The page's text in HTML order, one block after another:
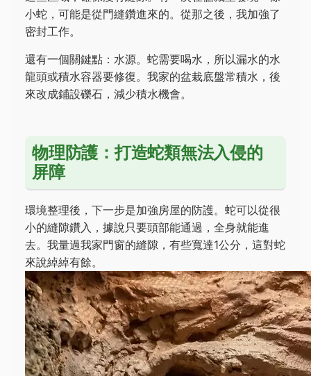
小蛇，可能是從門縫鑽進來的。從那之後，我加強了
密封工作。
還有一個關鍵點：水源。蛇需要喝水，所以漏水的水
龍頭或積水容器要修復。我家的盆栽底盤常積水，後
來改成鋪設礫石，減少積水機會。
物理防護：打造蛇類無法入侵的
屏障
環境整理後，下一步是加強房屋的防護。蛇可以從很
小的縫隙鑽入，據說只要頭部能通過，全身就能進
去。我量過我家門窗的縫隙，有些寬達1公分，這對蛇
來說綽綽有餘。